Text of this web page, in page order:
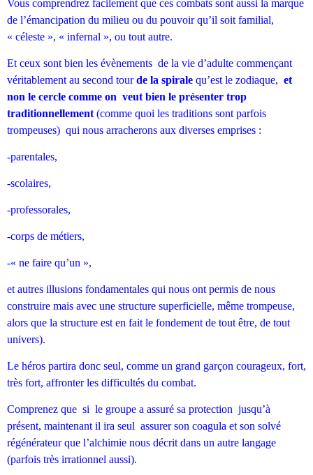
Vous comprendrez facilement que ces combats sont aussi la marque
de l’émancipation du milieu ou du pouvoir qu’il soit familial,
« céleste », « infernal », ou tout autre.
Et ceux sont bien les évènements de la vie d’adulte commençant
véritablement au second tourde la spirale qu’est le zodiaque, et
non le cercle comme on veut bien le présenter trop
traditionnellement (comme quoi les traditions sont parfois
trompeuses) qui nous arracherons aux diverses emprises :
-parentales,
-scolaires,
-professorales,
-corps de métiers,
-« ne faire qu’un »,
et autres illusions fondamentales qui nous ont permis de nous
construire mais avec une structure superficielle, même trompeuse,
alors que la structure est en fait le fondement de tout être, de tout
univers).
Le héros partira donc seul, comme un grand garçon courageux, fort,
très fort, affronter les difficultés du combat.
Comprenez que si le groupe a assuré sa protection jusqu’à
présent, maintenant il ira seul assurer son coagula et son solvé
régénérateur que l’alchimie nous décrit dans un autre langage
(parfois très irrationnel aussi).